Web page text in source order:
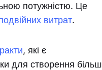
потужністю. Це
витрат.
, які є
для створення більш